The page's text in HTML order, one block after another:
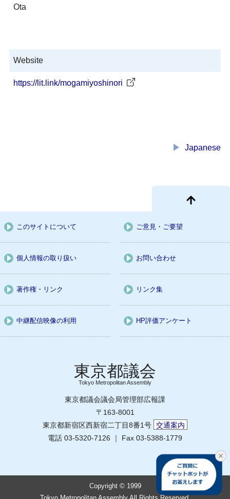
Ota
Website
https://lit.link/mogamiyoshinori
play_arrow Japanese
このサイトについて ご意見・ご要望
個人情報の取り扱い お問い合わせ
著作権・リンク リンク集
中継配信映像の利用 HP評価アンケート
Tokyo Metropolitan Assembly
東京都議会議会局管理部広報課
〒163-8001
東京都新宿区西新宿二丁目8番1号 交通案内
電話 03-5320-7126 ｜ Fax 03-5388-1779
Copyright © 1999
Tokyo Metropolitan Assembly All Rights Reserved.